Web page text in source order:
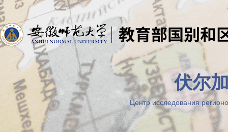
伏尔
Центр исследования